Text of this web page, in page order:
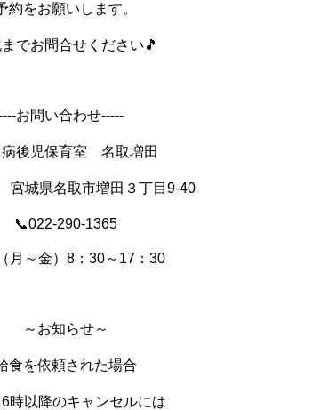
約をお願いします。
でお問合せください🎵
お問い合わせ-----
病後児保育室 名取増田
宮城県名取市増田３丁目9-40
📞022-290-1365
月～金）8：30～17：30
～お知らせ～
食を依頼された場合
時以降のキャンセルには